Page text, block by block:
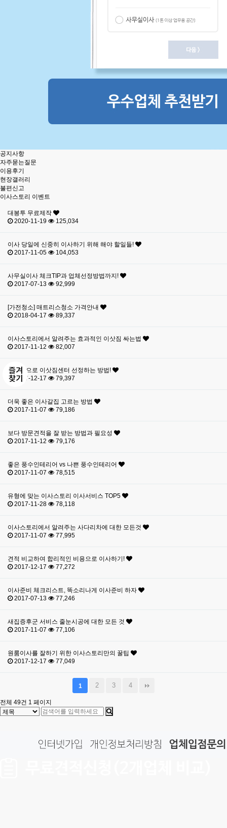
공지사항
자주묻는질문
이용후기
현장갤러리
불편신고
이사스토리 이벤트
대봉투 무료제작
2020-11-19
125,034
이사 당일에 신중히 이사하기 위해 해야 할일들!
2017-11-05
104,053
사무실이사 체크TIP과 업체선정방법까지!
2017-07-13
92,999
[가전청소] 매트리스청소 가격안내
2018-04-17
89,337
이사스토리에서 알려주는 효과적인 이삿짐 싸는법
2017-11-12
82,007
효과적으로 이삿짐센터 선정하는 방법!
2017-12-17
79,397
더욱 좋은 이사갈집 고르는 방법
2017-11-07
79,186
보다 방문견적을 잘 받는 방법과 필요성
2017-11-12
79,176
좋은 풍수인테리어 vs 나쁜 풍수인테리어
2017-11-07
78,515
유형에 맞는 이사스토리 이사서비스 TOP5
2017-11-28
78,118
이사스토리에서 알려주는 사다리차에 대한 모든것
2017-11-07
77,995
견적 비교하여 합리적인 비용으로 이사하기!
2017-12-17
77,272
이사준비 체크리스트, 똑소리나게 이사준비 하자
2017-07-13
77,246
새집증후군 서비스 줄눈시공에 대한 모든 것
2017-11-07
77,106
원룸이사를 잘하기 위한 이사스토리만의 꿀팁
2017-12-17
77,049
1 2 3 4
전체 49건 1 페이지